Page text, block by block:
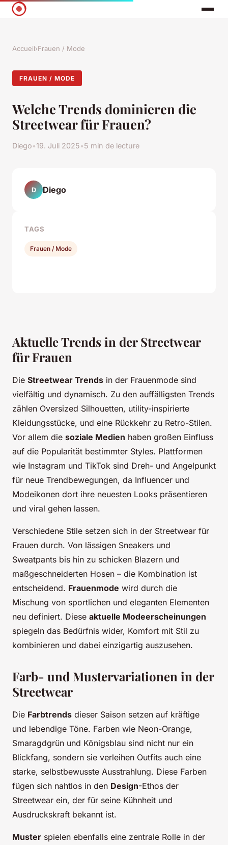
Accueil›Frauen / Mode
FRAUEN / MODE
Welche Trends dominieren die
Streetwear für Frauen?
Diego•19. Juli 2025•5 min de lecture
Aktuelle Trends in der Streetwear
für Frauen
Die Streetwear Trends in der Frauenmode sind
vielfältig und dynamisch. Zu den auffälligsten Trends
zählen Oversized Silhouetten, utility-inspirierte
Kleidungsstücke, und eine Rückkehr zu Retro-Stilen.
Vor allem die soziale Medien haben großen Einfluss
auf die Popularität bestimmter Styles. Plattformen
wie Instagram und TikTok sind Dreh- und Angelpunkt
für neue Trendbewegungen, da Influencer und
Modeikonen dort ihre neuesten Looks präsentieren
und viral gehen lassen.
Verschiedene Stile setzen sich in der Streetwear für
Frauen durch. Von lässigen Sneakers und
Sweatpants bis hin zu schicken Blazern und
maßgeschneiderten Hosen – die Kombination ist
entscheidend. Frauenmode wird durch die
Mischung von sportlichen und eleganten Elementen
neu definiert. Diese aktuelle Modeerscheinungen
spiegeln das Bedürfnis wider, Komfort mit Stil zu
kombinieren und dabei einzigartig auszusehen.
Farb- und Mustervariationen in der
Streetwear
Die Farbtrends dieser Saison setzen auf kräftige
und lebendige Töne. Farben wie Neon-Orange,
Smaragdgrün und Königsblau sind nicht nur ein
Blickfang, sondern sie verleihen Outfits auch eine
starke, selbstbewusste Ausstrahlung. Diese Farben
fügen sich nahtlos in den Design-Ethos der
Streetwear ein, der für seine Kühnheit und
Ausdruckskraft bekannt ist.
Muster spielen ebenfalls eine zentrale Rolle in der
D Diego
TAGS
Frauen / Mode